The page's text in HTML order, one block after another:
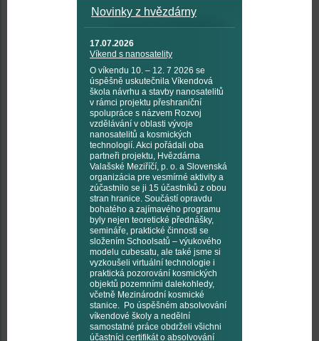
Novinky z hvězdárny
17.07.2026
Víkend s nanosatelity
O víkendu 10. – 12. 7 2026 se
úspěšně uskutečnila Víkendová
škola návrhu a stavby nanosatelitů
v rámci projektu přeshraniční
spolupráce s názvem Rozvoj
vzdělávání v oblasti vývoje
nanosatelitů a kosmických
technologií. Akci pořádali oba
partneři projektu, Hvězdárna
Valašské Meziříčí, p. o. a Slovenská
organizácia pre vesmírné aktivity a
zúčastnilo se ji 15 účastníků z obou
stran hranice. Součástí opravdu
bohatého a zajímavého programu
byly nejen teoretické přednášky,
semináře, praktické činnosti se
složením Schoolsatů – výukového
modelu cubesatu, ale také jsme si
vyzkoušeli virtuální technologie i
praktická pozorování kosmických
objektů pozemními dalekohledy,
včetně Mezinárodní kosmické
stanice. Po úspěšném absolvování
víkendové školy a nedělní
samostatné práce obdrželi všichni
účastníci certifikát o absolvování